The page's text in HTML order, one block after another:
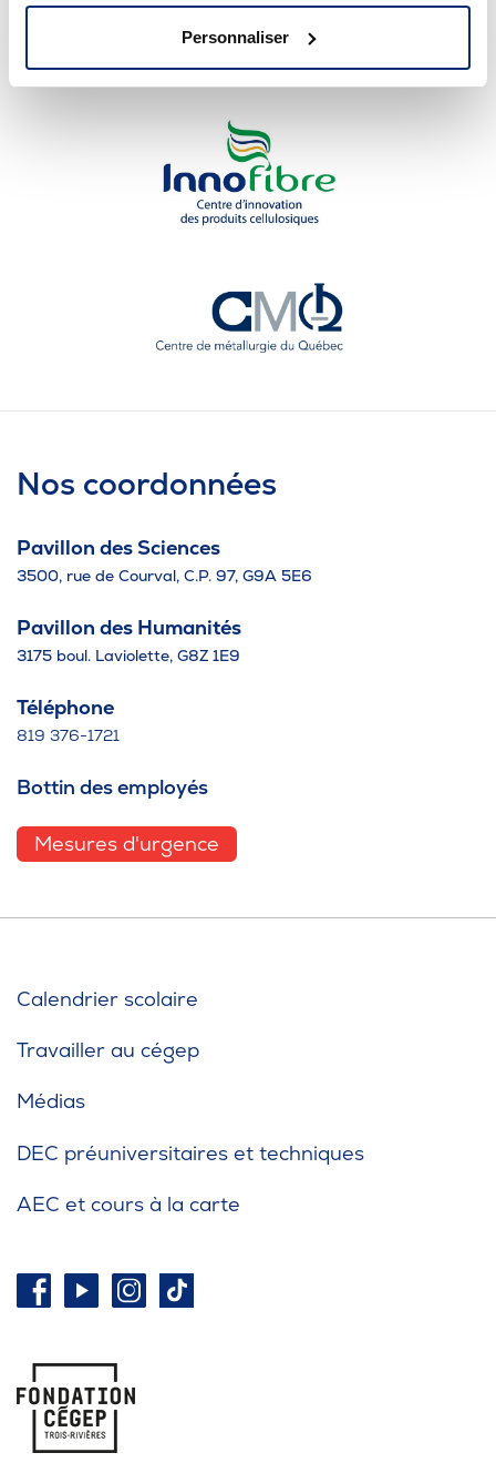
Personnaliser
Nos coordonnées
Pavillon des Sciences
3500, rue de Courval, C.P. 97, G9A 5E6
Pavillon des Humanités
3175 boul. Laviolette, G8Z 1E9
Téléphone
819 376-1721
Bottin des employés
Mesures d'urgence
Calendrier scolaire
Travailler au cégep
Médias
DEC préuniversitaires et techniques
AEC et cours à la carte